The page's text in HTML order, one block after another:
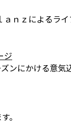
ａｎｚによるラ
ジ
ンにかける意
。